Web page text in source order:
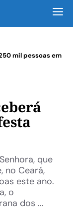
mil pessoas em
que
no Ceará,
este ano.
o
dos ...